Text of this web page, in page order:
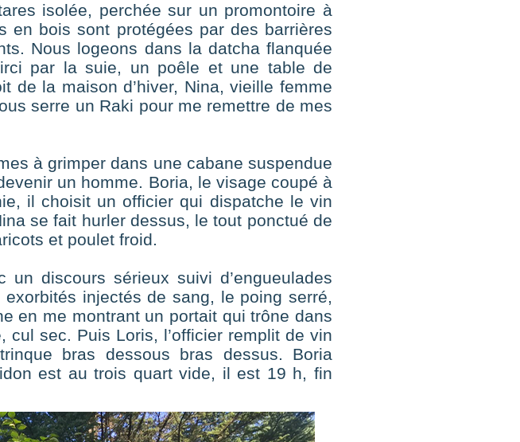
isolée, perchée sur un promontoire à
en bois sont protégées par des barrières
Nous logeons dans la datcha flanquée
par la suie, un poêle et une table de
de la maison d’hiver, Nina, vieille femme
serre un Raki pour me remettre de mes
à grimper dans une cabane suspendue
un homme. Boria, le visage coupé à
il choisit un officier qui dispatche le vin
se fait hurler dessus, le tout ponctué de
et poulet froid.
discours sérieux suivi d’engueulades
injectés de sang, le poing serré,
en me montrant un portait qui trône dans
sec. Puis Loris, l’officier remplit de vin
bras dessous bras dessus. Boria
est au trois quart vide, il est 19 h, fin